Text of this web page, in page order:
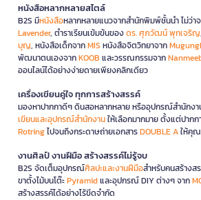
หนังสือหลากหลายสไตล์
B2S มีหนังสือหลากหลายแนวจากสำนักพิมพ์ชั้นนำ ไม่ว่า
Lavender, ตำราเรียนเข้มข้นของดร. ศุภวัฒน์ พุกเจริญ
บุญ, หนังสือเด็กจากMIS หนังสือจิตวิทยาจาก
พัฒนาตนเองจากKOOB และวรรณกรรมจาก
ออนไลน์ได้อย่างง่ายดายเพียงคลิกเดียว
เครื่องเขียนคู่ใจ ทุกการสร้างสรรค์
มองหาปากกาดีๆ ดินสอหลากหลาย หรืออุปกรณ์สำนักงา
เขียนและอุปกรณ์สำนักงานให้เลือกมากมาย ตั้งแต่ปาก
Rotringไปจนถึงกระดาษถ่ายเอกสารDOUBLE Aให้คุณ
งานศิลป์ งานฝีมือ สร้างสรรค์ไม่รู้จบ
B2S จัดเต็มอุปกรณ์ศิลปะและงานฝีมือสำหรับคนสร้างส
ขาตั้งไม้บนโต๊ะPyramidและอุปกรณ์ DIY ต่างๆ จาก
สร้างสรรค์ได้อย่างไร้ขีดจำกัด